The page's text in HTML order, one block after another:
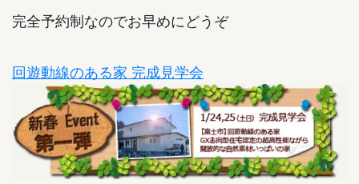
完全予約制なのでお早めにどうぞ
回遊動線のある家 完成見学会